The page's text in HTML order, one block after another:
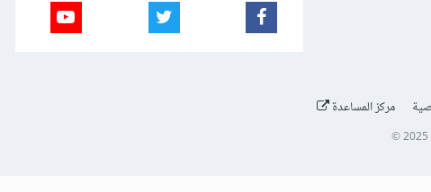
مركز المساعدة
© 2025